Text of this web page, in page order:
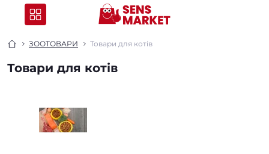
ЗООТОВАРИ Товари для котів
Товари для котів